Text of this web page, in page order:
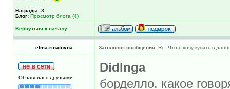
Награды: 3
Блог: Просмотр блога (4)
Вернуться к началу
elma-rinatovna Заголовок сообщения: Re: Что я хочу купить в
Обзавелась друзьями
DidInga
борделло. какое